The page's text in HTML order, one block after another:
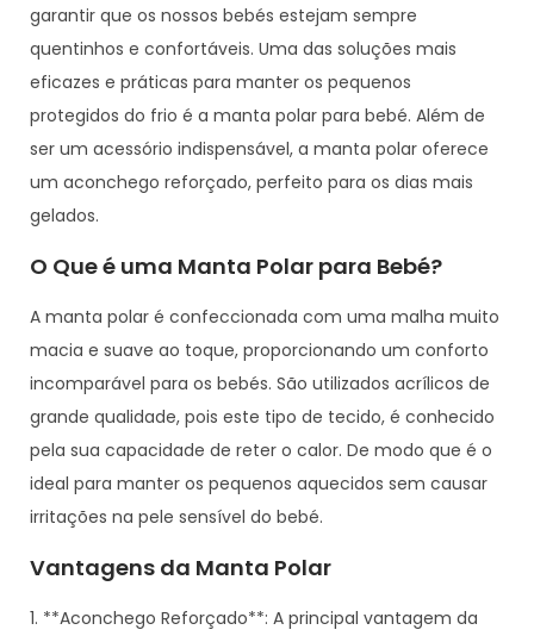
garantir que os nossos bebés estejam sempre
quentinhos e confortáveis. Uma das soluções mais
eficazes e práticas para manter os pequenos
protegidos do frio é a manta polar para bebé. Além de
ser um acessório indispensável, a manta polar oferece
um aconchego reforçado, perfeito para os dias mais
gelados.
O Que é uma Manta Polar para Bebé?
A manta polar é confeccionada com uma malha muito
macia e suave ao toque, proporcionando um conforto
incomparável para os bebés. São utilizados acrílicos de
grande qualidade, pois este tipo de tecido, é conhecido
pela sua capacidade de reter o calor. De modo que é o
ideal para manter os pequenos aquecidos sem causar
irritações na pele sensível do bebé.
Vantagens da Manta Polar
1. **Aconchego Reforçado**: A principal vantagem da